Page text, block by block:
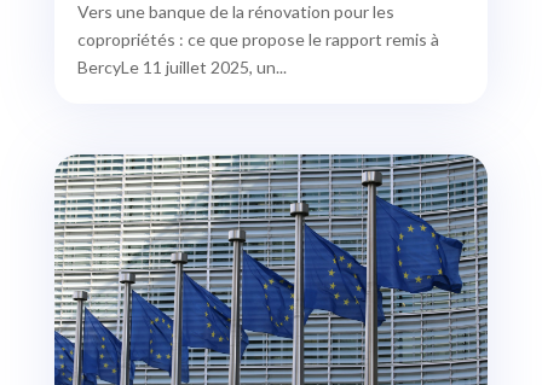
Vers une banque de la rénovation pour les
copropriétés : ce que propose le rapport remis à
BercyLe 11 juillet 2025, un...